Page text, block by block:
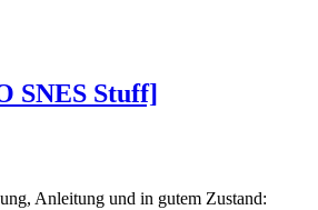
SNES Stuff]
Anleitung und in gutem Zustand: